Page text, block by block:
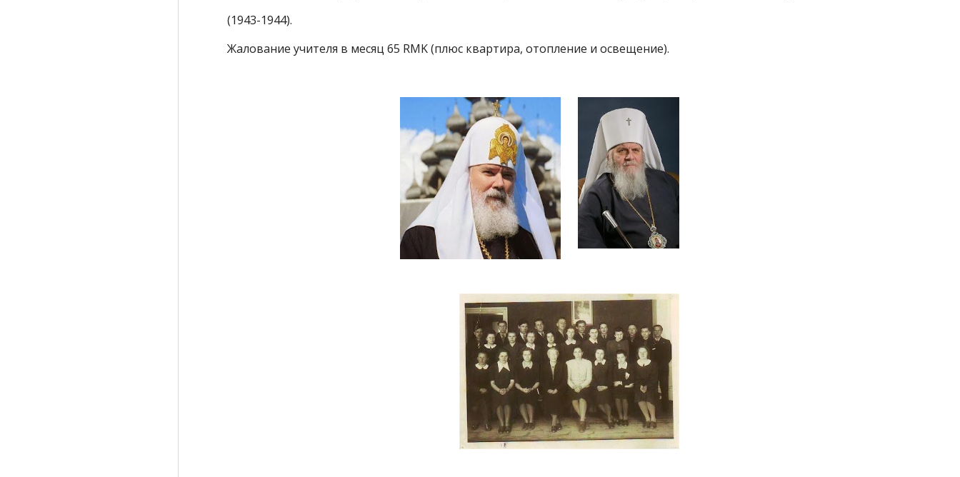
(1943-1944).
Жалование учителя в месяц 65 RMK (плюс квартира, отопление и освещение).